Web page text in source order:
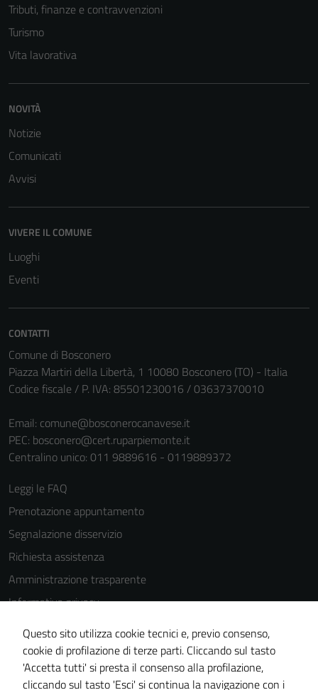
Tributi, finanze e contravvenzioni
Turismo
Vita lavorativa
NOVITÀ
Notizie
Comunicati
Avvisi
VIVERE IL COMUNE
Luoghi
Eventi
CONTATTI
Comune di Bosconero
Piazza Martiri della Libertà, 1 10080 Bosconero (TO) - Italia
Codice fiscale / P. IVA: 85501230016 / 03637370010
Email: comune@bosconerocanavese.it
PEC: bosconero@cert.ruparpiemonte.it
Centralino unico: 011 9889616 - 0119889372
Leggi le FAQ
Prenotazione appuntamento
Segnalazione disservizio
Richiesta assistenza
Amministrazione trasparente
Informativa privacy
Cookie Policy
Note legali
Dichiarazione di accessibilità
Questo sito utilizza cookie tecnici e, previo consenso,
cookie di profilazione di terze parti. Cliccando sul tasto
'Accetta tutti' si presta il consenso alla profilazione,
cliccando sul tasto 'Esci' si continua la navigazione con i
Tecnici
Questi cookie
sono necessari
per il